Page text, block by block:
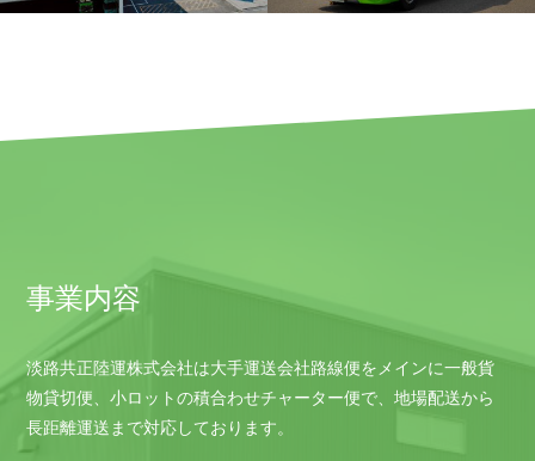
事業内容
淡路共正陸運株式会社は大手運送会社路線便をメインに一般貨
物貸切便、小ロットの積合わせチャーター便で、地場配送から
長距離運送まで対応しております。